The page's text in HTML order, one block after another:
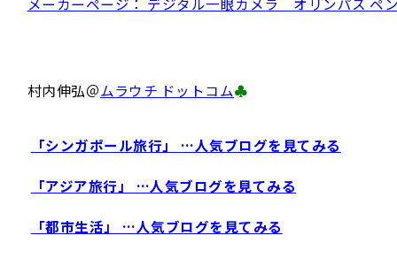
村内伸弘＠ムラウチ ドットコム♣
「シンガポール旅行」 …人気ブログを見てみる
「アジア旅行」 …人気ブログを見てみる
「都市生活」 …人気ブログを見てみる